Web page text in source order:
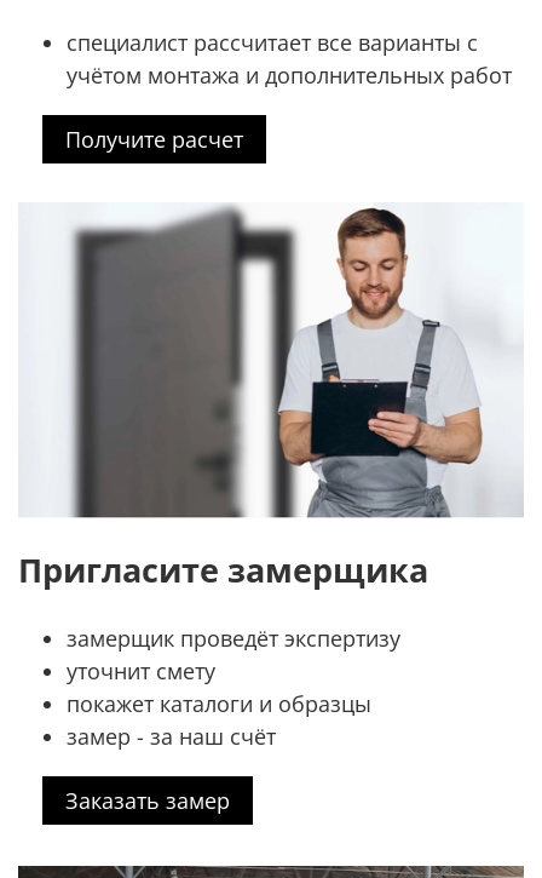
специалист рассчитает все варианты с
учётом монтажа и дополнительных работ
Получите расчет
Пригласите замерщика
замерщик проведёт экспертизу
уточнит смету
покажет каталоги и образцы
замер - за наш счёт
Заказать замер